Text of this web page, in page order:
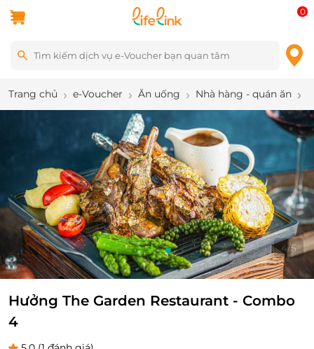
0
Trang chủ e-Voucher Ăn uống Nhà hàng - quán ăn
5/5
Hưởng The Garden Restaurant - Combo
4